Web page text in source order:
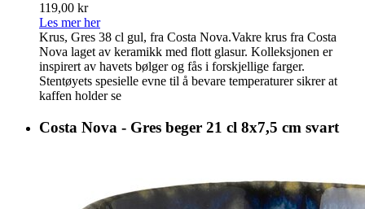
119,00 kr
Les mer her
Krus, Gres 38 cl gul, fra Costa Nova.Vakre krus fra Costa
Nova laget av keramikk med flott glasur. Kolleksjonen er
inspirert av havets bølger og fås i forskjellige farger.
Stentøyets spesielle evne til å bevare temperaturer sikrer at
kaffen holder se
Costa Nova - Gres beger 21 cl 8x7,5 cm svart